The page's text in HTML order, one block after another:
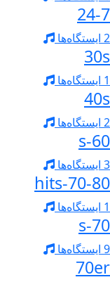
24-7
2 ایستگاه‌ها
30s
1 ایستگاه‌ها
40s
2 ایستگاه‌ها
60-s
3 ایستگاه‌ها
70-80-hits
1 ایستگاه‌ها
70-s
9 ایستگاه‌ها
70er